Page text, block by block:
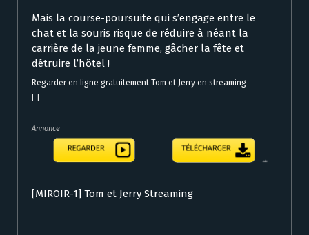
Mais la course-poursuite qui s’engage entre le
chat et la souris risque de réduire à néant la
carrière de la jeune femme, gâcher la fête et
détruire l’hôtel !
Regarder en ligne gratuitement Tom et Jerry en streaming
Annonce
[MIROIR-1] Tom et Jerry Streaming